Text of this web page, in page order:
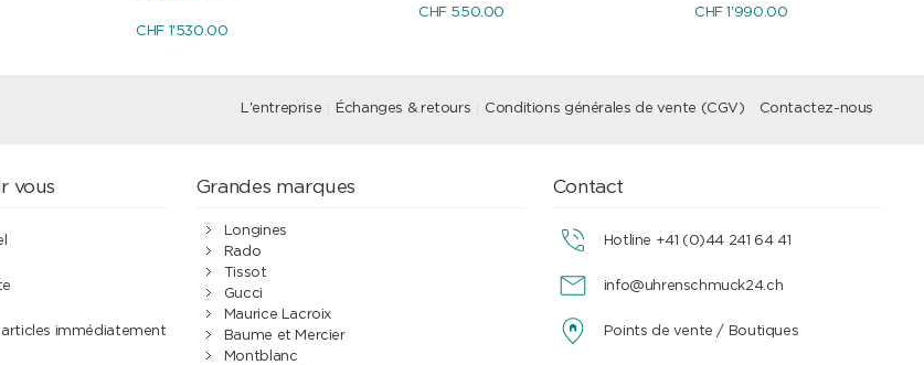
CHF 1'530.00
CHF 550.00 CHF 1'990.00
L'entreprise Échanges & retours Conditions générales de vente (CGV) Contactez-nous
vous
immédiatement
Grandes marques
Longines
Rado
Tissot
Gucci
Maurice Lacroix
Baume et Mercier
Montblanc
Contact
Hotline +41 (0)44 241 64 41
info@uhrenschmuck24.ch
Points de vente / Boutiques